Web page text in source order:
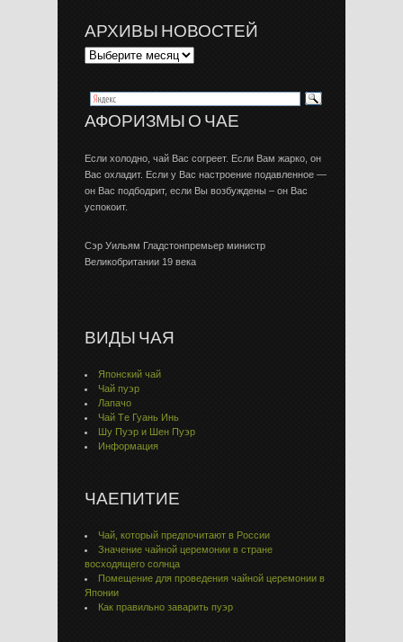
АРХИВЫ НОВОСТЕЙ
АФОРИЗМЫ О ЧАЕ
Если холодно, чай Вас согреет. Если Вам жарко, он
Вас охладит. Если у Вас настроение подавленное —
он Вас подбодрит, если Вы возбуждены – он Вас
успокоит.
Сэр Уильям Гладстонпремьер министр
Великобритании 19 века
ВИДЫ ЧАЯ
Японский чай
Чай пуэр
Лапачо
Чай Тe Гуaнь Инь
Шу Пуэр и Шен Пуэр
Информация
ЧАЕПИТИЕ
Чай, который предпочитают в России
Значение чайной церемонии в стране
восходящего солнца
Помещение для проведения чайной церемонии в
Японии
Как правильно заварить пуэр